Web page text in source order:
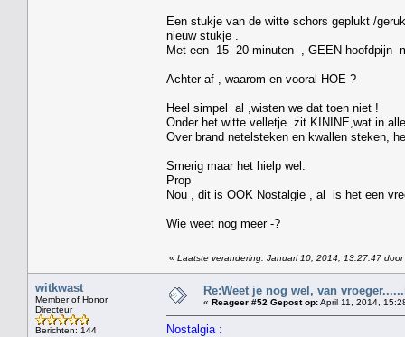
Een stukje van de witte schors geplukt /
nieuw stukje .
Met een 15 -20 minuten , GEEN hoofdpijn
Achter af , waarom en vooral HOE ?
Heel simpel al ,wisten we dat toen niet !
Onder het witte velletje zit KININE,wat in
Over brand netelsteken en kwallen steken,
Smerig maar het hielp wel.
Prop
Nou , dit is OOK Nostalgie , al is het een
Wie weet nog meer -?
« Laatste verandering: Januari 10, 2014, 13:27:47 door
witkwast
Member of Honor
Directeur
Berichten: 144
Re:Weet je nog wel, van
« Reageer #52 Gepost op:April 11, 2014,
Nostalgia :